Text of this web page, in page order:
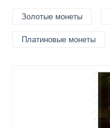
Золотые монеты
Платиновые монеты